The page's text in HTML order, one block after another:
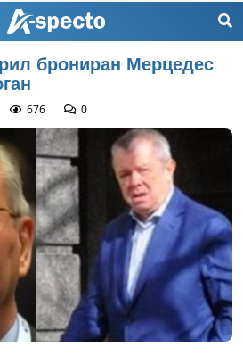
брониран Мерцедес
676 0